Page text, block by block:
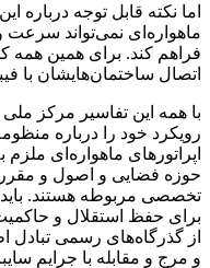
اما نکته قابل توجه درباره
ماهواره‌ای نمی‌تواند سرعت
فراهم کند. برای همین همه
اتصال ساختمان‌هایشان با
با همه این تفاسیر مرکز
رویکرد خود را درباره
اپراتورهای ماهواره‌ای
حوزه فضایی و اصول و
تخصصی مربوطه هستند. باید
برای حفظ استقلال و
از گذرگاه‌های رسمی تبادل
و مرج و مقابله با جرایم